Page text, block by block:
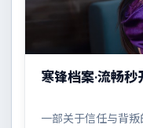
寒锋档案·流畅秒
一部关于信任与背